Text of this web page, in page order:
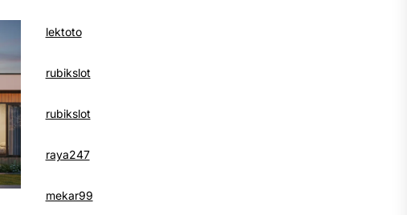
lektoto
rubikslot
rubikslot
raya247
mekar99